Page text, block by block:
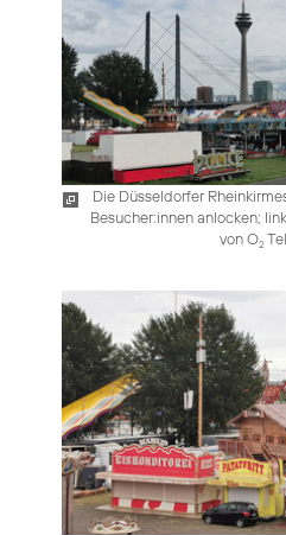
Die Düsseldorfer
Besucher:innen anlocken;
von O2